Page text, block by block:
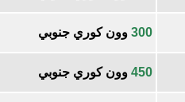
300 وون كوري جنوبي
450 وون كوري جنوبي